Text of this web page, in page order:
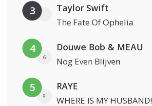
3 Taylor Swift
The Fate Of Ophelia
4
6
Douwe Bob & MEAU
Nog Even Blijven
5
8
RAYE
WHERE IS MY HUSBAND!